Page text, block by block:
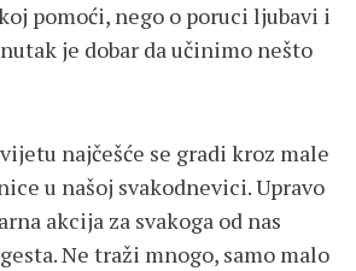
pomoći, nego o poruci ljubavi i
je dobar da učinimo nešto
najčešće se gradi kroz male
u našoj svakodnevici. Upravo
akcija za svakoga od nas
Ne traži mnogo, samo malo